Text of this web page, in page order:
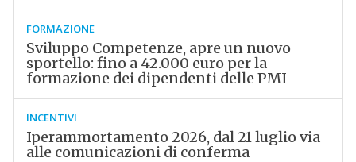
FORMAZIONE
Sviluppo Competenze, apre un nuovo
sportello: fino a 42.000 euro per la
formazione dei dipendenti delle PMI
INCENTIVI
Iperammortamento 2026, dal 21 luglio via
alle comunicazioni di conferma